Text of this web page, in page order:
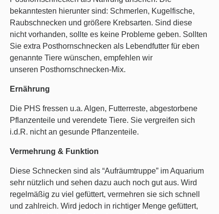
bekanntesten hierunter sind: Schmerlen, Kugelfische,
Raubschnecken und größere Krebsarten. Sind diese
nicht vorhanden, sollte es keine Probleme geben. Sollten
Sie extra Posthornschnecken als Lebendfutter für eben
genannte Tiere wünschen, empfehlen wir
unseren Posthornschnecken-Mix.
Ernährung
Die PHS fressen u.a. Algen, Futterreste, abgestorbene
Pflanzenteile und verendete Tiere. Sie vergreifen sich
i.d.R. nicht an gesunde Pflanzenteile.
Vermehrung & Funktion
Diese Schnecken sind als “Aufräumtruppe” im Aquarium
sehr nützlich und sehen dazu auch noch gut aus. Wird
regelmäßig zu viel gefüttert, vermehren sie sich schnell
und zahlreich. Wird jedoch in richtiger Menge gefüttert,